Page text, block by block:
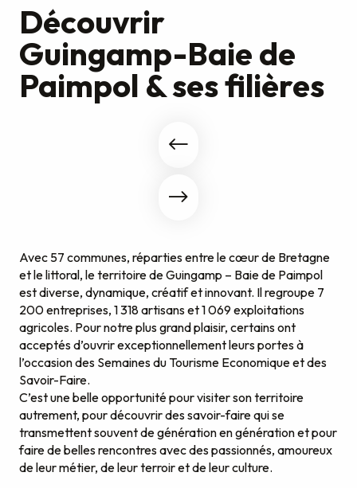
Découvrir
Guingamp-Baie de
Paimpol & ses filières
Avec 57 communes, réparties entre le cœur de Bretagne
et le littoral, le territoire de Guingamp – Baie de Paimpol
est diverse, dynamique, créatif et innovant. Il regroupe 7
200 entreprises, 1 318 artisans et 1 069 exploitations
agricoles. Pour notre plus grand plaisir, certains ont
acceptés d’ouvrir exceptionnellement leurs portes à
l’occasion des Semaines du Tourisme Economique et des
Savoir-Faire.
C’est une belle opportunité pour visiter son territoire
autrement, pour découvrir des savoir-faire qui se
transmettent souvent de génération en génération et pour
faire de belles rencontres avec des passionnés, amoureux
de leur métier, de leur terroir et de leur culture.